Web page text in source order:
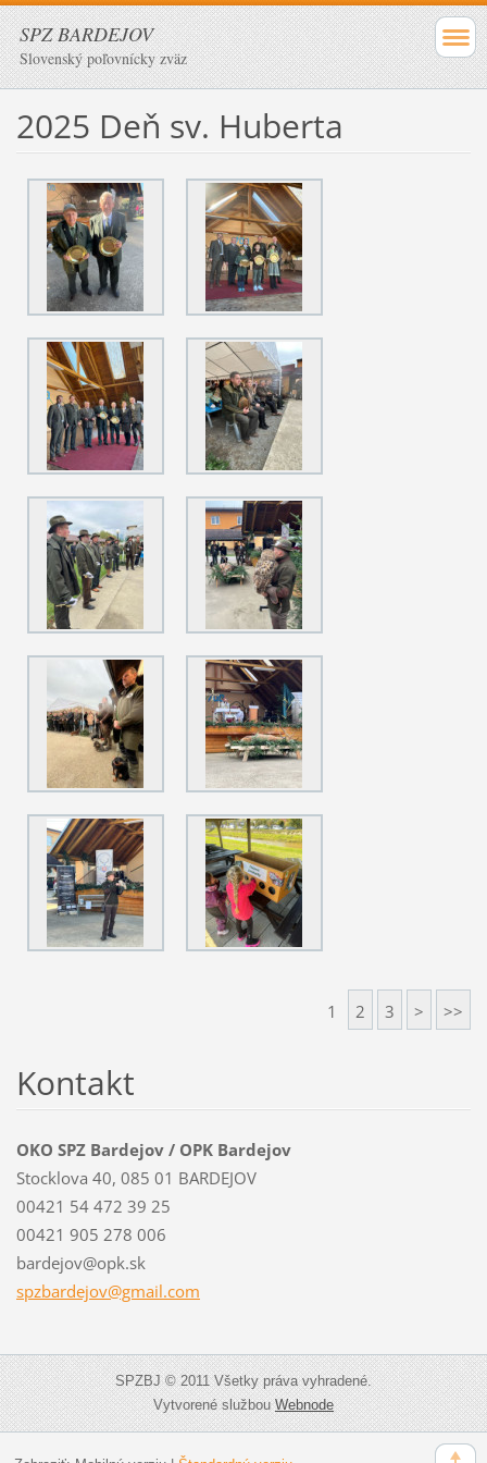
SPZ BARDEJOV
Slovenský poľovnícky zväz
2025 Deň sv. Huberta
1 2 3 > >>
Kontakt
OKO SPZ Bardejov / OPK Bardejov
Stocklova 40, 085 01 BARDEJOV
00421 54 472 39 25
00421 905 278 006
bardejov@opk.sk
spzbardejov@gmail.com
SPZBJ © 2011 Všetky práva vyhradené.
Vytvorené službouWebnode